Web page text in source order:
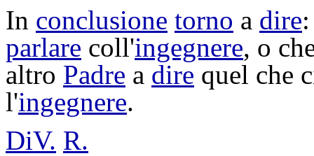
In conclusione torno a dire
parlare coll'ingegnere, o
altro Padre a dire quel che
l'ingegnere.
DiV. R.